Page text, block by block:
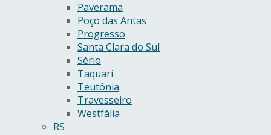
Paverama
Poço das Antas
Progresso
Santa Clara do Sul
Sério
Taquari
Teutônia
Travesseiro
Westfália
RS